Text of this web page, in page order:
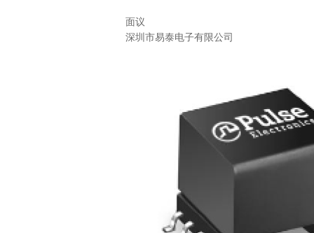
面议
深圳市易泰电子有限公司